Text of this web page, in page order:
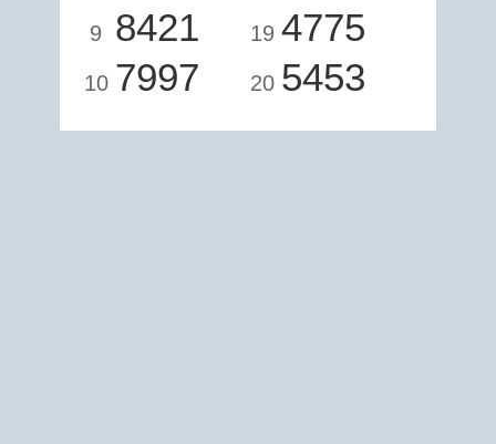
9 8421
10 7997
19 4775
20 5453